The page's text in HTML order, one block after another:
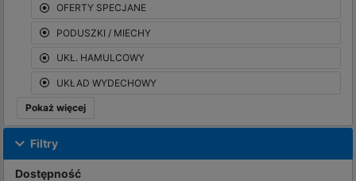
OFERTY SPECJANE
PODUSZKI / MIECHY
UKŁ. HAMULCOWY
UKŁAD WYDECHOWY
Pokaż więcej
Filtry
Dostępność